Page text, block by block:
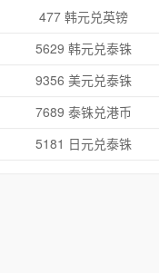
477 韩元兑英镑
5629 韩元兑泰铢
9356 美元兑泰铢
7689 泰铢兑港币
5181 日元兑泰铢